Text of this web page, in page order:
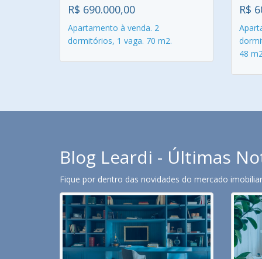
R$ 690.000,00
Apartamento à venda. 2
dormitórios, 1 vaga. 70 m2.
R$
48
Blog Leardi - Últimas
Fique por dentro das novidades do mercado